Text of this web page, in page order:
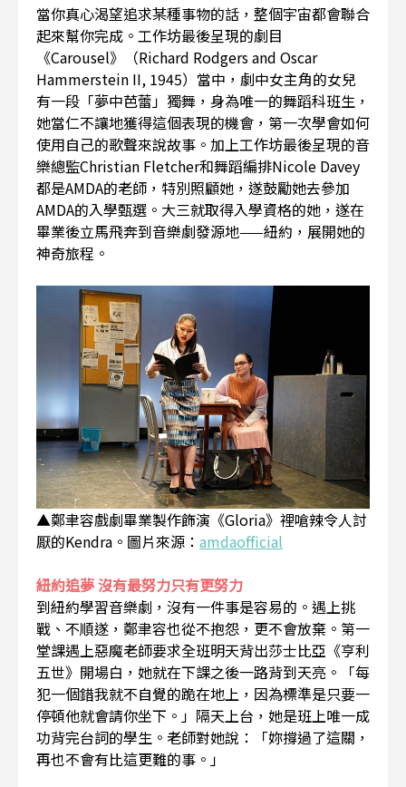
當你真心渴望追求某種事物的話，整個宇宙都會聯合
起來幫你完成。工作坊最後呈現的劇目
《Carousel》（Richard Rodgers and Oscar
Hammerstein II, 1945）當中，劇中女主角的女兒
有一段「夢中芭蕾」獨舞，身為唯一的舞蹈科班生，
她當仁不讓地獲得這個表現的機會，第一次學會如何
使用自己的歌聲來說故事。加上工作坊最後呈現的音
樂總監Christian Fletcher和舞蹈編排Nicole Davey
都是AMDA的老師，特別照顧她，遂鼓勵她去參加
AMDA的入學甄選。大三就取得入學資格的她，遂在
畢業後立馬飛奔到音樂劇發源地——紐約，展開她的
神奇旅程。
▲鄭聿容戲劇畢業製作飾演《Gloria》裡嗆辣令人討
厭的Kendra。圖片來源： amdaofficial
紐約追夢 沒有最努力只有更努力
到紐約學習音樂劇，沒有一件事是容易的。遇上挑
戰、不順遂，鄭聿容也從不抱怨，更不會放棄。第一
堂課遇上惡魔老師要求全班明天背出莎士比亞《亨利
五世》開場白，她就在下課之後一路背到天亮。「每
犯一個錯我就不自覺的跪在地上，因為標準是只要一
停頓他就會請你坐下。」隔天上台，她是班上唯一成
功背完台詞的學生。老師對她說：「妳撐過了這關，
再也不會有比這更難的事。」